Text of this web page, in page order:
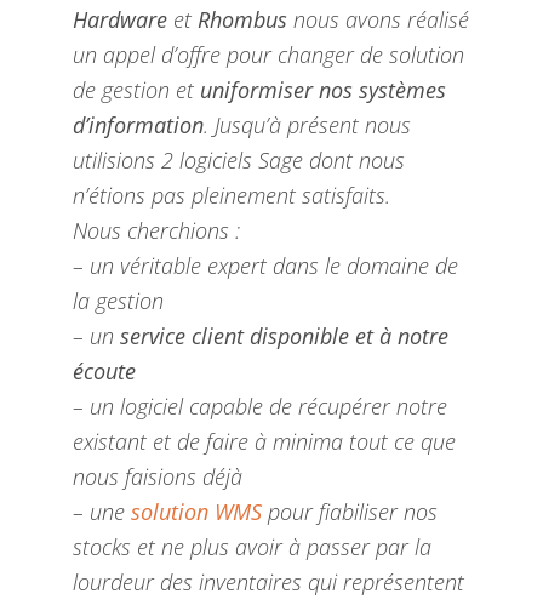
Hardware et Rhombus nous avons réalisé
un appel d’offre pour changer de solution
de gestion et uniformiser nos systèmes
d’information. Jusqu’à présent nous
utilisions 2 logiciels Sage dont nous
n’étions pas pleinement satisfaits.
Nous cherchions :
– un véritable expert dans le domaine de
la gestion
– un service client disponible et à notre
écoute
– un logiciel capable de récupérer notre
existant et de faire à minima tout ce que
nous faisions déjà
– une solution WMS pour fiabiliser nos
stocks et ne plus avoir à passer par la
lourdeur des inventaires qui représentent